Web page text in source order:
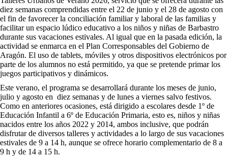
diez semanas comprendidas entre el 22 de junio y el 28 de agosto con
el fin de favorecer la conciliación familiar y laboral de las familias y
facilitar un espacio lúdico educativo a los niños y niñas de Barbastro
durante sus vacaciones estivales. Al igual que en la pasada edición, la
actividad se enmarca en el Plan Corresponsables del Gobierno de
Aragón. El uso de tablets, móviles y otros dispositivos electrónicos por
parte de los alumnos no está permitido, ya que se pretende primar los
juegos participativos y dinámicos.
Este verano, el programa se desarrollará durante los meses de junio,
julio y agosto en diez semanas y de lunes a viernes salvo festivos.
Como en anteriores ocasiones, está dirigido a escolares desde 1º de
Educación Infantil a 6º de Educación Primaria, esto es, niños y niñas
nacidos entre los años 2022 y 2014, ambos inclusive, que podrán
disfrutar de diversos talleres y actividades a lo largo de sus vacaciones
estivales de 9 a 14 h, aunque se ofrece horario complementario de 8 a
9 h y de 14 a 15 h.